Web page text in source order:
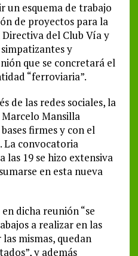
un esquema de trabajo
de proyectos para la
del Club Vía y
y
que se concretará el
“ferroviaria”.
de las redes sociales, la
Mansilla
firmes y con el
La convocatoria
las 19 se hizo extensiva
en esta nueva
dicha reunión “se
a realizar en las
mismas, quedan
y además